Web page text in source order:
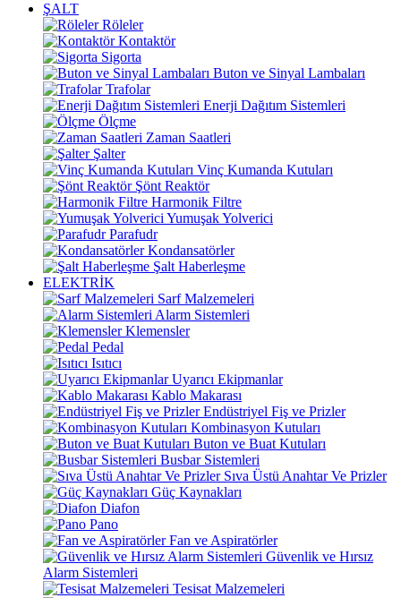
ŞALT
Röleler
Kontaktör
Sigorta
Buton ve Sinyal Lambaları
Trafolar
Enerji Dağıtım Sistemleri
Ölçme
Zaman Saatleri
Şalter
Vinç Kumanda Kutuları
Şönt Reaktör
Harmonik Filtre
Yumuşak Yolverici
Parafudr
Kondansatörler
Şalt Haberleşme
ELEKTRİK
Sarf Malzemeleri
Alarm Sistemleri
Klemensler
Pedal
Isıtıcı
Uyarıcı Ekipmanlar
Kablo Makarası
Endüstriyel Fiş ve Prizler
Kombinasyon Kutuları
Buton ve Buat Kutuları
Busbar Sistemleri
Sıva Üstü Anahtar Ve Prizler
Güç Kaynakları
Diafon
Pano
Fan ve Aspiratörler
Güvenlik ve Hırsız
Alarm Sistemleri
Tesisat Malzemeleri